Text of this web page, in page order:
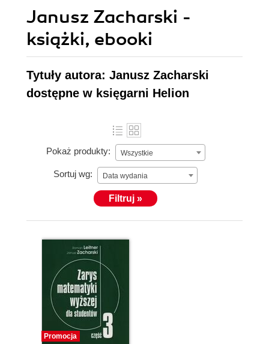
Janusz Zacharski -
książki, ebooki
Tytuły autora: Janusz Zacharski
dostępne w księgarni Helion
Pokaż produkty: Wszystkie
Sortuj wg: Data wydania
Filtruj »
Promocja